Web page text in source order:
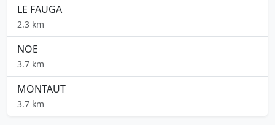
LE FAUGA
2.3 km
NOE
3.7 km
MONTAUT
3.7 km